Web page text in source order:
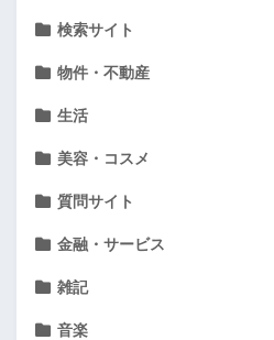
検索サイト
物件・不動産
生活
美容・コスメ
質問サイト
金融・サービス
雑記
音楽